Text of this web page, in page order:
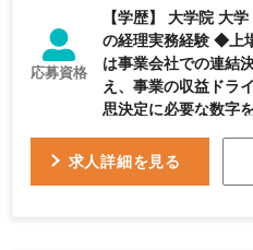
応募資格
【学歴】 大学院 大学 【いずれも必須】 ◆10年以上
の経理実務経験 ◆上
は事業会社での連結
え、事業の収益ドラ
思決定に必要な数字
求人詳細を見る